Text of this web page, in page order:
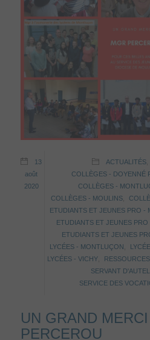
13
août
2020
ACTUALITÉS
COLLÈGES - DOYENNÉ
COLLÈGES -
COLLÈGES - MOULINS,
ETUDIANTS ET JEUNES PRO -
ETUDIANTS ET JEUNES
ETUDIANTS ET JEUNES
LYCÉES - MONTLUÇON
LYCÉES - VICHY
SERVANT D'AUTEL
SERVICE DES
UN GRAND
PERCEROU